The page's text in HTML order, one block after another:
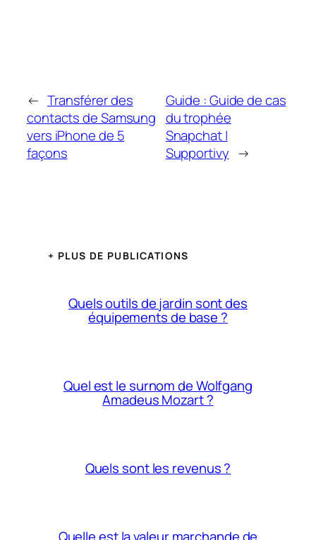
← Transférer des
contacts de Samsung
vers iPhone de 5
façons
Guide : Guide de cas
du trophée
Snapchat |
Supportivy →
+ PLUS DE PUBLICATIONS
Quels outils de jardin sont des
équipements de base ?
Quel est le surnom de Wolfgang
Amadeus Mozart ?
Quels sont les revenus ?